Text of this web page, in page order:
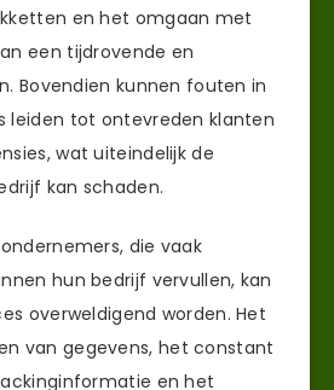
en het omgaan met
een tijdrovende en
Bovendien kunnen fouten in
leiden tot ontevreden klanten
wat uiteindelijk de
kan schaden.
die vaak
hun bedrijf vervullen, kan
overweldigend worden. Het
van gegevens, het constant
en het